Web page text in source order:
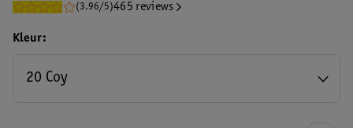
(3.96/5)465 reviews
Kleur
20 Coy